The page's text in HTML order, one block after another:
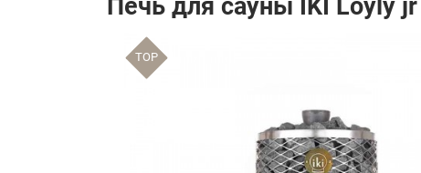
Печь для сауны IKI Loyly jr
TOP